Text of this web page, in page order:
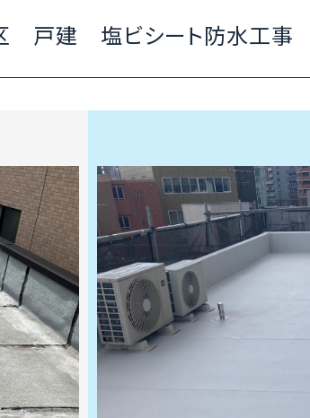
戸建 塩ビシート防水工事